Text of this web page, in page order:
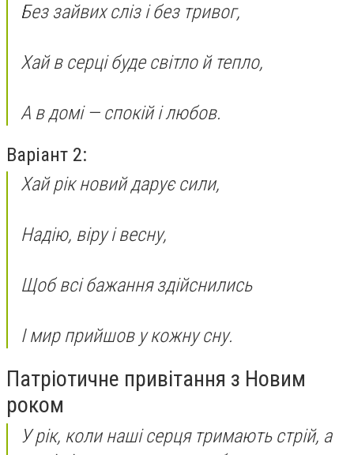
Без зайвих сліз і без тривог,
Хай в серці буде світло й тепло,
А в домі — спокій і любов.
Варіант 2:
Хай рік новий дарує сили,
Надію, віру і весну,
Щоб всі бажання здійснились
І мир прийшов у кожну сну.
Патріотичне привітання з Новим
роком
У рік, коли наші серця тримають стрій, а